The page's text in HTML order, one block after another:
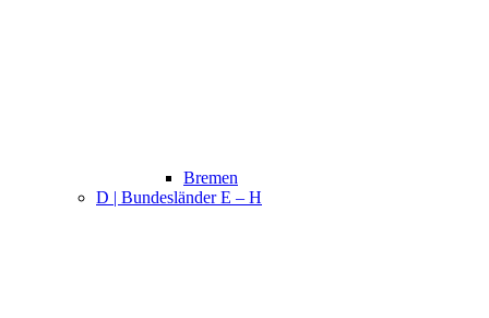
Bremen
D | Bundesländer E – H